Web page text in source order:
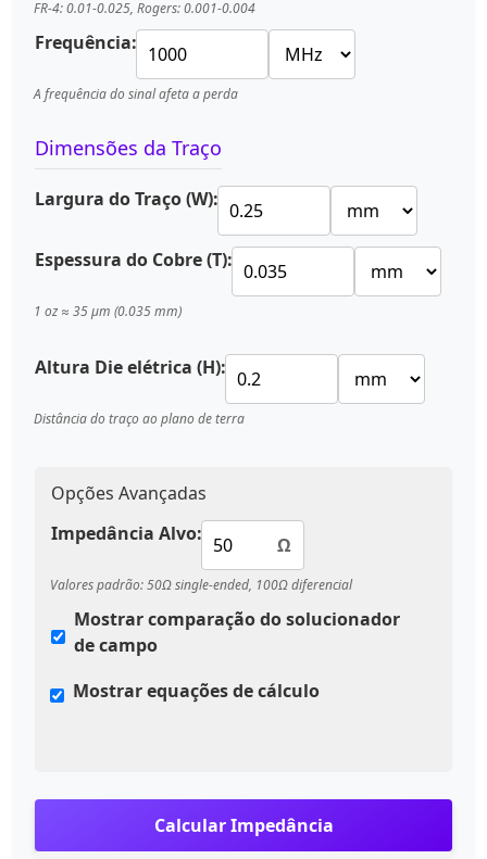
FR-4: 0.01-0.025, Rogers: 0.001-0.004
Frequência:
A frequência do sinal afeta a perda
Dimensões da Traço
Largura do Traço (W):
Espessura do Cobre (T):
1 oz ≈ 35 μm (0.035 mm)
Altura Die elétrica (H):
Distância do traço ao plano de terra
Opções Avançadas
Impedância Alvo:
Ω
Valores padrão: 50Ω single-ended, 100Ω diferencial
Mostrar comparação do solucionador
de campo
Mostrar equações de cálculo
Calcular Impedância